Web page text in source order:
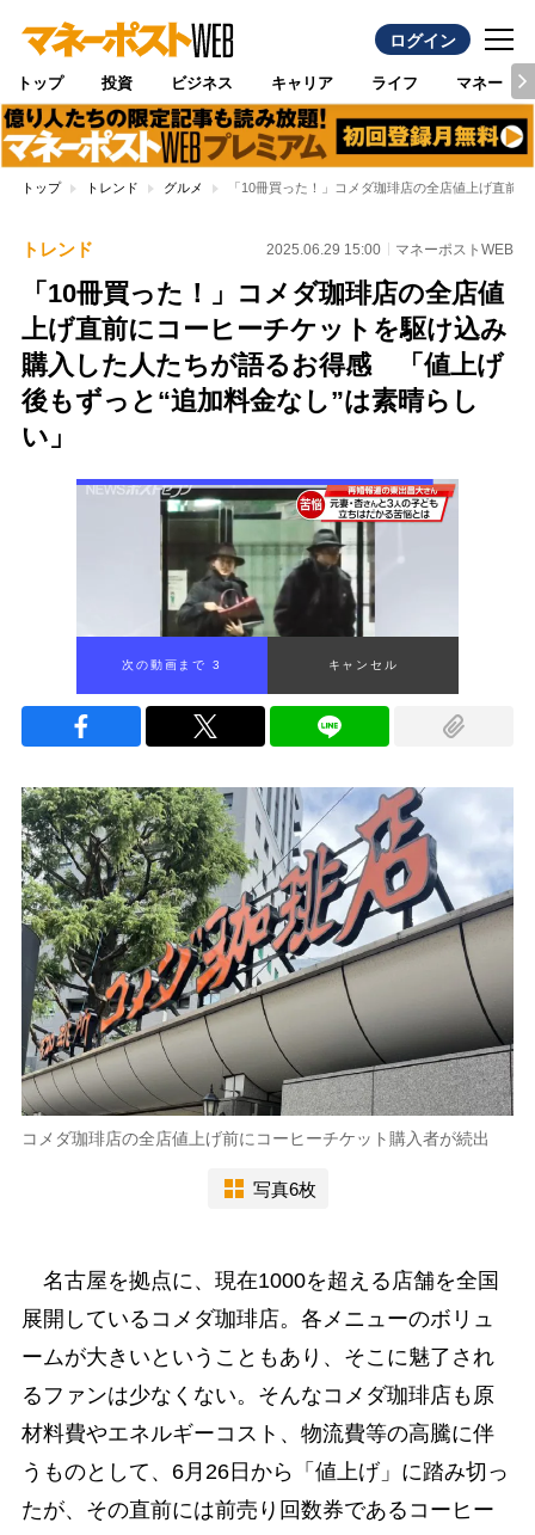
ログイン
トップ 投資 ビジネス キャリア ライフ マネー
トップ トレンド グルメ 「10冊買った！」コメダ珈琲店の全店値上げ直前
トレンド 2025.06.29 15:00 マネーポストWEB
「10冊買った！」コメダ珈琲店の全店値
上げ直前にコーヒーチケットを駆け込み
購入した人たちが語るお得感 「値上げ
後もずっと“追加料金なし”は素晴らし
い」
次の動画まで 2 キャンセル
コメダ珈琲店の全店値上げ前にコーヒーチケット購入者が続出
写真6枚
名古屋を拠点に、現在1000を超える店舗を全国
展開しているコメダ珈琲店。各メニューのボリュ
ームが大きいということもあり、そこに魅了され
るファンは少なくない。そんなコメダ珈琲店も原
材料費やエネルギーコスト、物流費等の高騰に伴
うものとして、6月26日から「値上げ」に踏み切っ
たが、その直前には前売り回数券であるコーヒー